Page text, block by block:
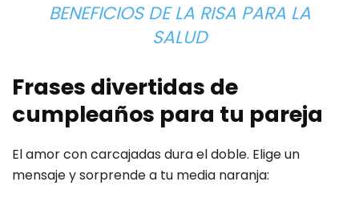
BENEFICIOS DE LA RISA PARA LA
SALUD
Frases divertidas de
cumpleaños para tu pareja
El amor con carcajadas dura el doble. Elige un
mensaje y sorprende a tu media naranja: